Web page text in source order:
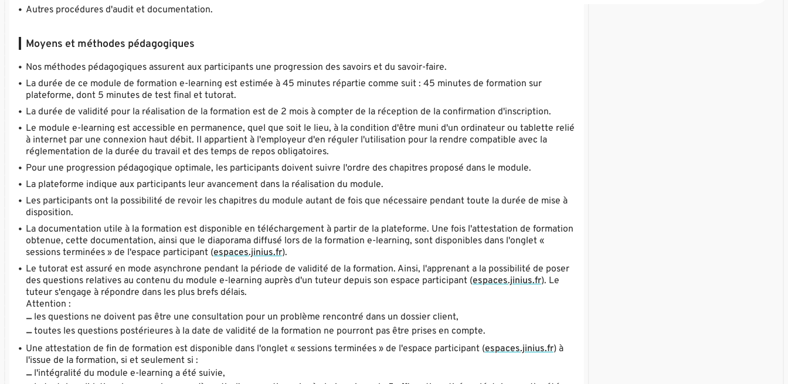
Autres procédures d'audit et documentation.
Moyens et méthodes pédagogiques
Nos méthodes pédagogiques assurent aux participants une progression des savoirs et du savoir-faire.
La durée de ce module de formation e-learning est estimée à 45 minutes répartie comme suit : 45 minutes de formation sur
plateforme, dont 5 minutes de test final et tutorat.
La durée de validité pour la réalisation de la formation est de 2 mois à compter de la réception de la confirmation d'inscription.
Le module e-learning est accessible en permanence, quel que soit le lieu, à la condition d'être muni d'un ordinateur ou tablette relié
à internet par une connexion haut débit. Il appartient à l'employeur d'en réguler l'utilisation pour la rendre compatible avec la
réglementation de la durée du travail et des temps de repos obligatoires.
Pour une progression pédagogique optimale, les participants doivent suivre l'ordre des chapitres proposé dans le module.
La plateforme indique aux participants leur avancement dans la réalisation du module.
Les participants ont la possibilité de revoir les chapitres du module autant de fois que nécessaire pendant toute la durée de mise à
disposition.
La documentation utile à la formation est disponible en téléchargement à partir de la plateforme. Une fois l'attestation de formation
obtenue, cette documentation, ainsi que le diaporama diffusé lors de la formation e-learning, sont disponibles dans l'onglet «
sessions terminées » de l'espace participant (espaces.jinius.fr).
Le tutorat est assuré en mode asynchrone pendant la période de validité de la formation. Ainsi, l'apprenant a la possibilité de poser
des questions relatives au contenu du module e-learning auprès d'un tuteur depuis son espace participant (espaces.jinius.fr). Le
tuteur s'engage à répondre dans les plus brefs délais.
Attention :
les questions ne doivent pas être une consultation pour un problème rencontré dans un dossier client,
toutes les questions postérieures à la date de validité de la formation ne pourront pas être prises en compte.
Une attestation de fin de formation est disponible dans l'onglet « sessions terminées » de l'espace participant (espaces.jinius.fr) à
l'issue de la formation, si et seulement si :
l'intégralité du module e-learning a été suivie,